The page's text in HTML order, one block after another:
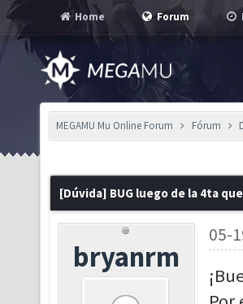
Home Forum
MEGAMU Mu Online Forum Fórum
[Dúvida] BUG luego de la 4ta
bryanrm
05-